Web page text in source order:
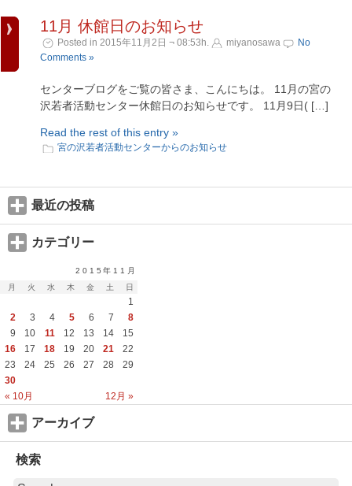
11月 休館日のお知らせ
Posted in 2015年11月2日 ¬ 08:53h. miyanosawa
No
Comments »
センターブログをご覧の皆さま、こんにちは。 11月の宮の
沢若者活動センター休館日のお知らせです。 11月9日( […]
Read the rest of this entry »
宮の沢若者活動センターからのお知らせ
最近の投稿
カテゴリー
2015年11月
月
火 水 木 金 土 日
« 10月 12月 »
1
2
3 4 5 6 7
8
9
10 11 12 13 14
15
16
17 18 19 20 21
22
23
24 25 26 27 28
29
30
アーカイブ
検索